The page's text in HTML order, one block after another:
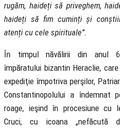
rugăm, haideți să priveghem,
haideți să fim cuminți și
atenți cu cele spirituale”.
În timpul năvălirii din anul
împăratului bizantin Heraclie,
expediţie împotriva perşilor,
Constantinopolului a îndemnat
roage, ieşind în procesiune cu
Cruci, cu icoana „nefăcută